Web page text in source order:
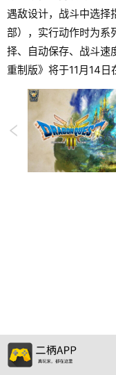
遇敌设计，战斗中选择
部），实行动作时为系
择、自动保存、战斗速
重制版》将于11月14